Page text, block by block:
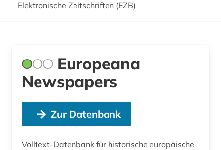
Elektronische Zeitschriften (EZB)
Europeana
Newspapers
Zur Datenbank
Volltext-Datenbank für historische europäische